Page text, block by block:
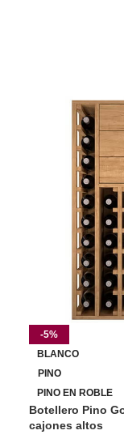
-5%
BLANCO
PINO
PINO EN ROBLE
Botellero Pino
cajones altos